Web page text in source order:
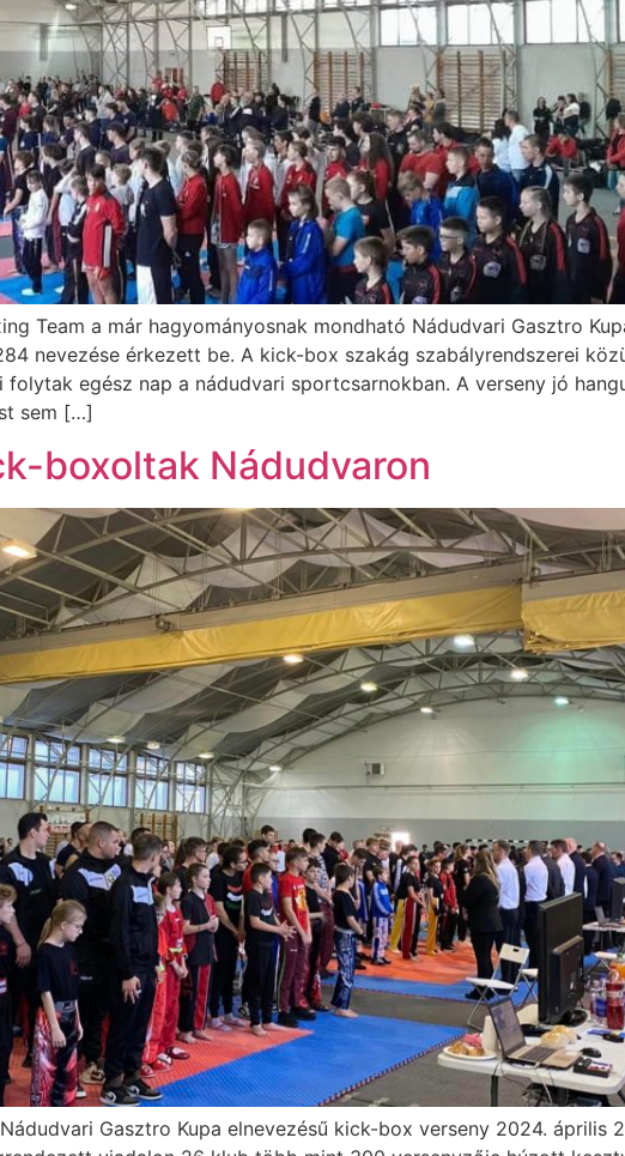
Team a már hagyományosnak mondható Nádudvari Gasztro
nevezése érkezett be. A kick-box szakág szabályrendszerei
egész nap a nádudvari sportcsarnokban. A verseny jó
sem […]
boxoltak Nádudvaron
Gasztro Kupa elnevezésű kick-box verseny 2024. április